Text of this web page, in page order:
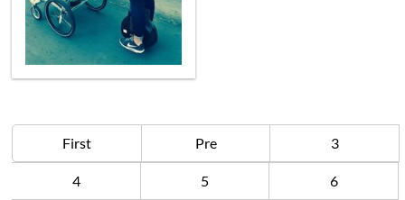
First Pre 3
4 5 6